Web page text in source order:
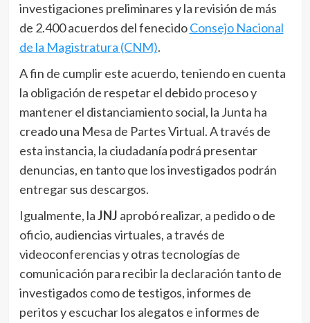
investigaciones preliminares y la revisión de más
de 2.400 acuerdos del fenecidoConsejo Nacional
de la Magistratura (CNM).
A fin de cumplir este acuerdo, teniendo en cuenta
la obligación de respetar el debido proceso y
mantener el distanciamiento social, la Junta ha
creado una Mesa de Partes Virtual. A través de
esta instancia, la ciudadanía podrá presentar
denuncias, en tanto que los investigados podrán
entregar sus descargos.
Igualmente, laJNJ aprobó realizar, a pedido o de
oficio, audiencias virtuales, a través de
videoconferencias y otras tecnologías de
comunicación para recibir la declaración tanto de
investigados como de testigos, informes de
peritos y escuchar los alegatos e informes de